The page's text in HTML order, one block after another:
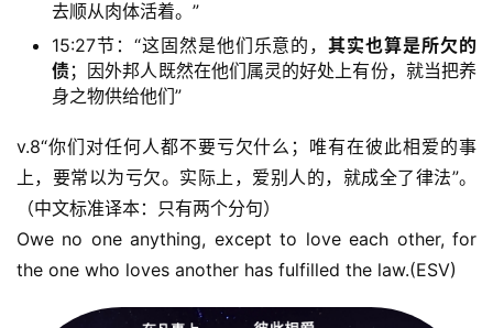
去顺从肉体活着。”
15:27节：“这固然是他们乐意的，其实也算是所欠的
债；因外邦人既然在他们属灵的好处上有份，就当把养
身之物供给他们”
v.8“你们对任何人都不要亏欠什么；唯有在彼此相爱的事
上，要常以为亏欠。实际上，爱别人的，就成全了律法”。
（中文标准译本：只有两个分句）
Owe no one anything, except to love each other, for
the one who loves another has fulfilled the law.(ESV)